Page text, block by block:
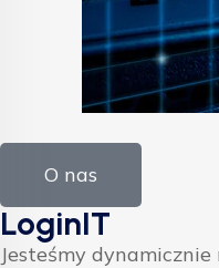
O nas
LoginIT
Jesteśmy